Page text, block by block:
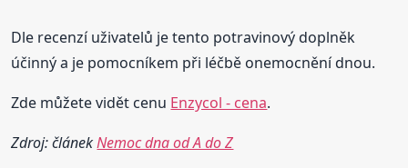
Dle recenzí uživatelů je tento potravinový doplněk
účinný a je pomocníkem při léčbě onemocnění dnou.
Zde můžete vidět cenu Enzycol - cena.
Zdroj: článekNemoc dna od A do Z